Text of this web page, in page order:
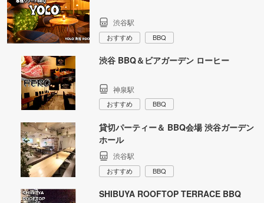
渋谷駅
おすすめ BBQ
渋谷 BBQ＆ビアガーデン ローヒー
神泉駅
おすすめ BBQ
貸切パーティー＆ BBQ会場 渋谷ガーデン
ホール
渋谷駅
おすすめ BBQ
SHIBUYA ROOFTOP TERRACE BBQ